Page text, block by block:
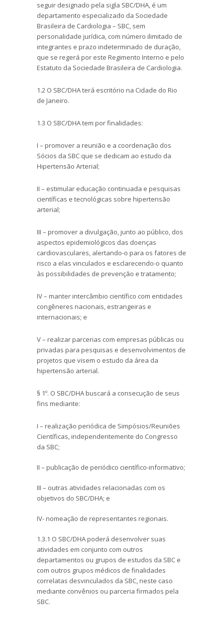
seguir designado pela sigla SBC/DHA, é um
departamento especializado da Sociedade
Brasileira de Cardiologia – SBC, sem
personalidade jurídica, com número ilimitado de
integrantes e prazo indeterminado de duração,
que se regerá por este Regimento Interno e pelo
Estatuto da Sociedade Brasileira de Cardiologia.
1.2 O SBC/DHA terá escritório na Cidade do Rio
de Janeiro.
1.3 O SBC/DHA tem por finalidades:
I – promover a reunião e a coordenação dos
Sócios da SBC que se dedicam ao estudo da
Hipertensão Arterial;
II – estimular educação continuada e pesquisas
científicas e tecnológicas sobre hipertensão
arterial;
III – promover a divulgação, junto ao público, dos
aspectos epidemiológicos das doenças
cardiovasculares, alertando-o para os fatores de
risco a elas vinculados e esclarecendo-o quanto
às possibilidades de prevenção e tratamento;
IV – manter intercâmbio científico com entidades
congêneres nacionais, estrangeiras e
internacionais; e
V – realizar parcerias com empresas públicas ou
privadas para pesquisas e desenvolvimentos de
projetos que visem o estudo da área da
hipertensão arterial.
§ 1º. O SBC/DHA buscará a consecução de seus
fins mediante:
I – realização periódica de Simpósios/Reuniões
Científicas, independentemente do Congresso
da SBC;
II – publicação de periódico científico-informativo;
III – outras atividades relacionadas com os
objetivos do SBC/DHA; e
IV- nomeação de representantes regionais.
1.3.1 O SBC/DHA poderá desenvolver suas
atividades em conjunto com outros
departamentos ou grupos de estudos da SBC e
com outros grupos médicos de finalidades
correlatas desvinculados da SBC, neste caso
mediante convênios ou parceria firmados pela
SBC.